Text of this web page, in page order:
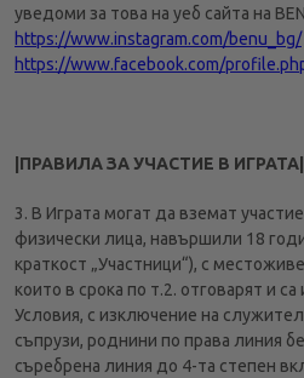
уведоми за това на уеб сайта на
https://www.instagram.com/benu_bg/
https://www.facebook.com/
|ПРАВИЛА ЗА УЧАСТИЕ В ИГРАТА|
3. В Играта могат да вземат
физически лица, навършили 18
краткост „Участници“), с
които в срока по т.2. отговарят и
Условия, с изключение на
съпрузи, роднини по права линия
съребрена линия до 4-та степен